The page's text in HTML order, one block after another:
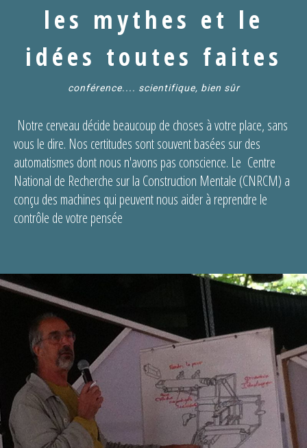
les mythes et le
idées toutes faites
conférence.... scientifique, bien sûr
Notre cerveau décide beaucoup de choses à votre place, sans
vous le dire. Nos certitudes sont souvent basées sur des
automatismes dont nous n'avons pas conscience. Le Centre
National de Recherche sur la Construction Mentale (CNRCM) a
conçu des machines qui peuvent nous aider à reprendre le
contrôle de votre pensée